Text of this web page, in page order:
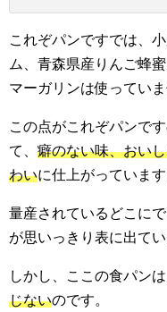
これぞパンですでは、
ム、青森県産りんご蜂
マーガリンは使っていま
この点がこれぞパンで
て、 癖のない味、おい
わいに仕上がっています
量産されているどこに
が思いっきり表に出てい
しかし、ここの食パンは
じないのです。